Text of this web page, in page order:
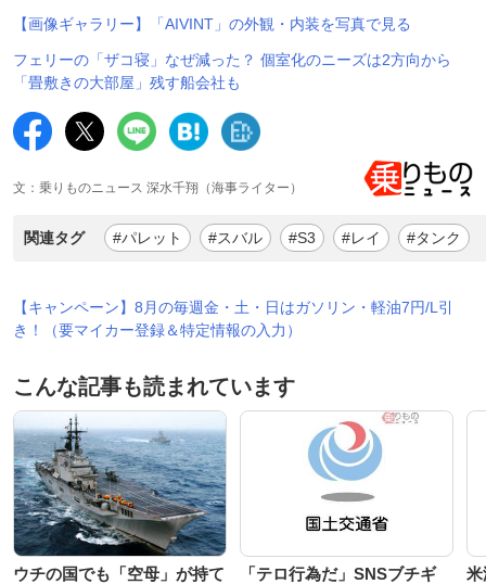
【画像ギャラリー】「AIVINT」の外観・内装を写真で見る
フェリーの「ザコ寝」なぜ減った？ 個室化のニーズは2方向から
「畳敷きの大部屋」残す船会社も
文：乗りものニュース 深水千翔（海事ライター）
関連タグ #パレット #スバル #S3 #レイ #タンク
【キャンペーン】8月の毎週金・土・日はガソリン・軽油7円/L引
き！（要マイカー登録＆特定情報の入力）
こんな記事も読まれています
ウチの国でも「空母」が持て
「テロ行為だ」SNSブチギ
米